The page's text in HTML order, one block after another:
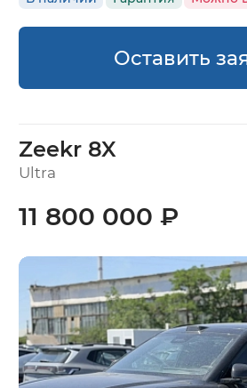
Оставить
Zeekr 8X
Ultra
11 800 000 ₽